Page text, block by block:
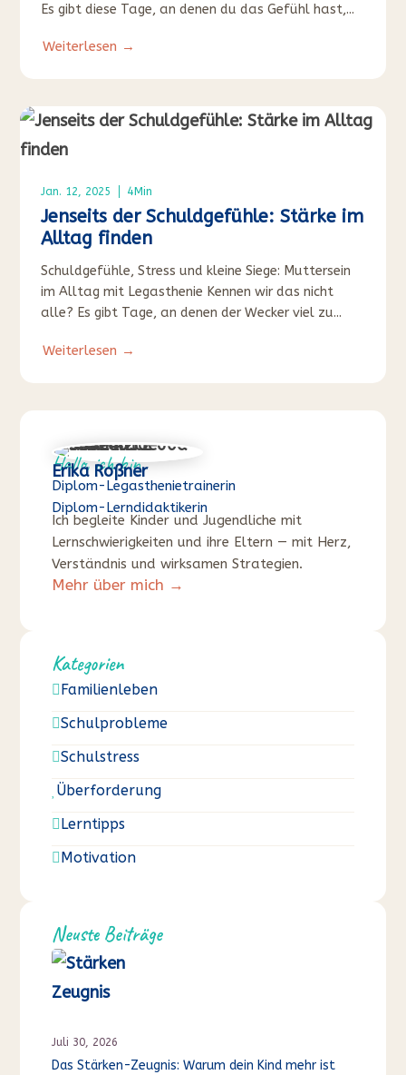
Es gibt diese Tage, an denen du das Gefühl hast,...
Weiterlesen →
Jan. 12, 2025 4Min
Jenseits der Schuldgefühle: Stärke im
Alltag finden
Schuldgefühle, Stress und kleine Siege: Muttersein
im Alltag mit Legasthenie Kennen wir das nicht
alle? Es gibt Tage, an denen der Wecker viel zu...
Weiterlesen →
Hallo, ich bin
Erika Roßner
Diplom-Legasthenietrainerin
Diplom-Lerndidaktikerin
Ich begleite Kinder und Jugendliche mit
Lernschwierigkeiten und ihre Eltern — mit Herz,
Verständnis und wirksamen Strategien.
Mehr über mich →
Kategorien
Familienleben
Schulprobleme
Schulstress
Überforderung
Lerntipps
Motivation
Neuste Beiträge
Juli 30, 2026
Das Stärken-Zeugnis: Warum dein Kind mehr ist